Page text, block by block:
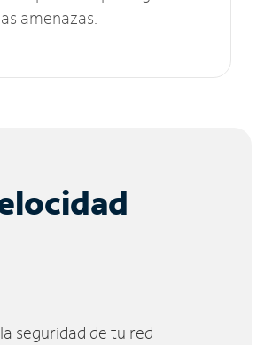
amenazas.
seguridad de tu red